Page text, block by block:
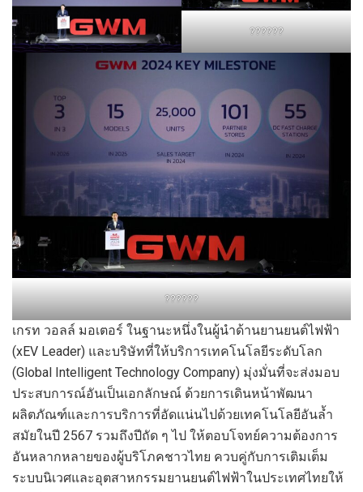
??????
??????
เกรท วอลล์ มอเตอร์ ในฐานะหนึ่งในผู้นำด้านยานยนต์ไฟฟ้า
(xEV Leader) และบริษัทที่ให้บริการเทคโนโลยีระดับโลก
(Global Intelligent Technology Company) มุ่งมั่นที่จะส่งมอบ
ประสบการณ์อันเป็นเอกลักษณ์ ด้วยการเดินหน้าพัฒนา
ผลิตภัณฑ์และการบริการที่อัดแน่นไปด้วยเทคโนโลยีอันล้ำ
สมัยในปี 2567 รวมถึงปีถัด ๆ ไป ให้ตอบโจทย์ความต้องการ
อันหลากหลายของผู้บริโภคชาวไทย ควบคู่กับการเติมเต็ม
ระบบนิเวศและอุตสาหกรรมยานยนต์ไฟฟ้าในประเทศไทยให้